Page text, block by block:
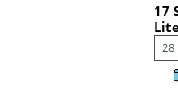
17
28